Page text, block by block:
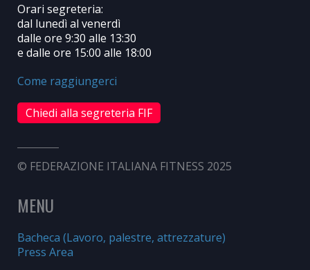
Orari segreteria:
dal lunedì al venerdì
dalle ore 9:30 alle 13:30
e dalle ore 15:00 alle 18:00
Come raggiungerci
Chiedi alla segreteria FIF
© FEDERAZIONE ITALIANA FITNESS 2025
MENU
Bacheca (Lavoro, palestre, attrezzature)
Press Area